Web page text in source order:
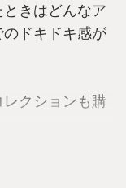
きはどんなア
ドキドキ感が
クションも購